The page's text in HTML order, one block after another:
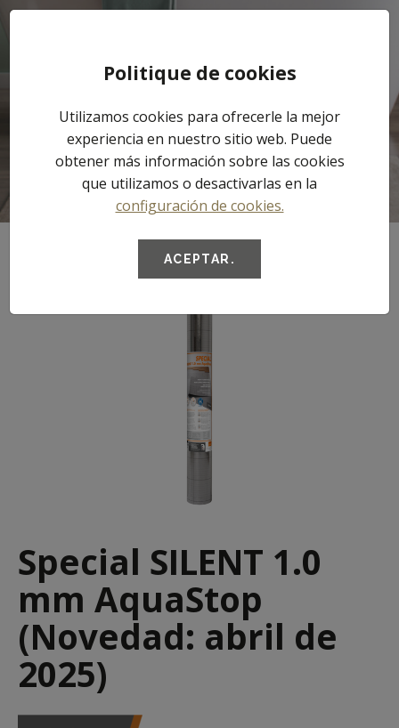
Aislantes de alto
rendimiento
Special SILENT 1.0
mm AquaStop
(Novedad: abril de
2025)
Politique de cookies
Utilizamos cookies para ofrecerle la mejor
experiencia en nuestro sitio web. Puede
obtener más información sobre las cookies
que utilizamos o desactivarlas en la
configuración de cookies.
ACEPTAR.